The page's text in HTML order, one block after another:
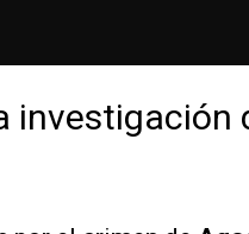
investigación